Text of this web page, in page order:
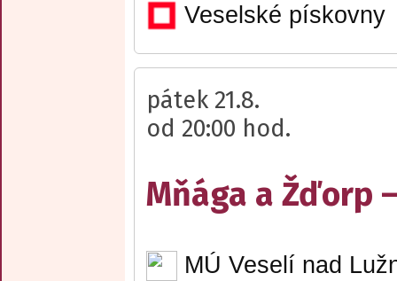
Veselské pískovny
pátek 21.8.
od 20:00 hod.
Mňága a Žďorp
MÚ Veselí nad